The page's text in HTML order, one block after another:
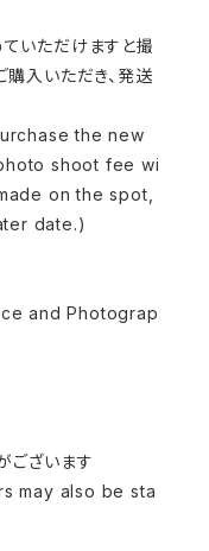
いただけますと撮
購入いただき、発送
the new
shoot fee wi
on the spot,
date.)
and Photograp
ございます
may also be sta